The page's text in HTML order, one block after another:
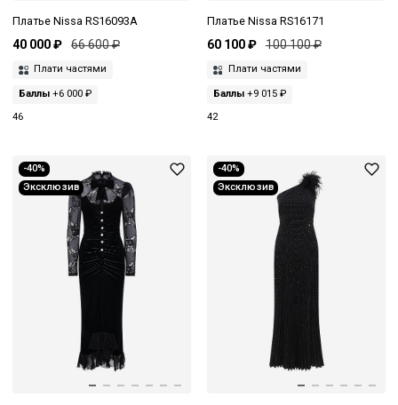
Платье Nissa RS16093A
40 000 ₽ 66 600 ₽
Плати частями
Баллы +6 000 ₽
46
Платье Nissa RS16171
60 100 ₽ 100 100 ₽
Плати частями
Баллы+9 015 ₽
42
-40%
Эксклюзив
-40%
Эксклюзив